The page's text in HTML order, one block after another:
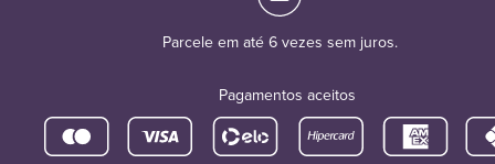
Parcele em até 6 vezes sem juros.
Pagamentos aceitos